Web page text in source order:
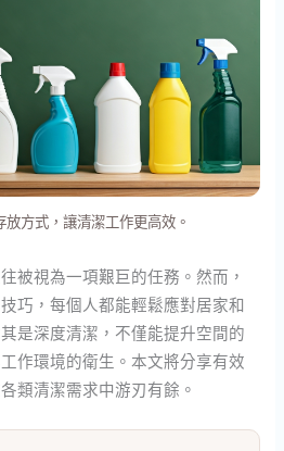
方式，讓清潔工作更高效。
被視為一項艱巨的任務。然而，
巧，每個人都能輕鬆應對居家和
是深度清潔，不僅能提升空間的
作環境的衛生。本文將分享有效
類清潔需求中游刃有餘。